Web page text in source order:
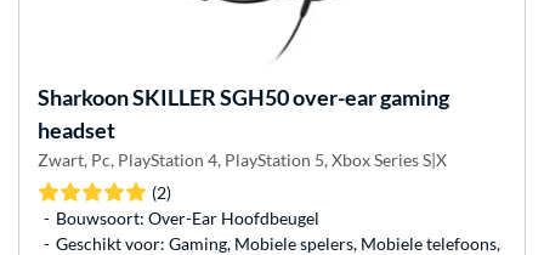
SharkoonSKILLER SGH50 over-ear gaming
headset
Zwart, Pc, PlayStation 4, PlayStation 5, Xbox Series S|X
(2)
Bouwsoort: Over-Ear Hoofdbeugel
Geschikt voor: Gaming, Mobiele spelers, Mobiele telefoons,